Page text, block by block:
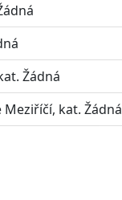
Žádná
Meziříčí, kat. Žádná